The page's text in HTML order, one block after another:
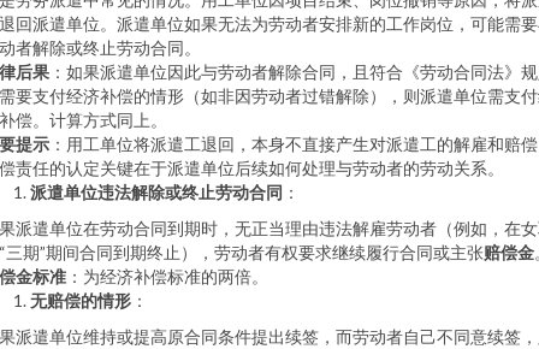
回派遣单位。派遣单位如果无法为劳动者安排新的工作岗位，可能需
者解除或终止劳动合同。
后果 ：如果派遣单位因此与劳动者解除合同，且符合《劳动合同法》
要支付经济补偿的情形（如非因劳动者过错解除），则派遣单位需支
偿。计算方式同上。
提示 ：用工单位将派遣工退回，本身不直接产生对派遣工的解雇和赔
责任的认定关键在于派遣单位后续如何处理与劳动者的劳动关系。
派遣单位违法解除或终止劳动合同 ：
派遣单位在劳动合同到期时，无正当理由违法解雇劳动者（例如，在
三期”期间合同到期终止），劳动者有权要求继续履行合同或主张赔偿金
金标准 ：为经济补偿标准的两倍。
无赔偿的情形 ：
派遣单位维持或提高原合同条件提出续签，而劳动者自己不同意续签